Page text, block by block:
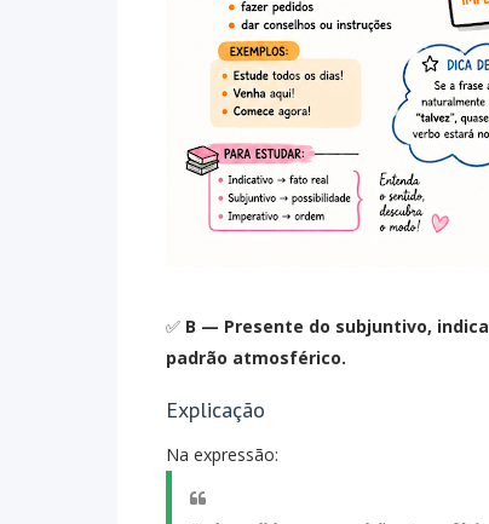
✅ B — Presente do subjuntivo,
padrão atmosférico.
Explicação
Na expressão: